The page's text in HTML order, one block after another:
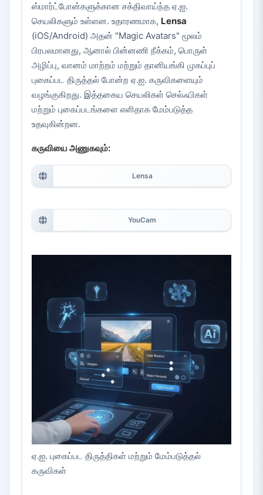
ஸ்மார்ட்போன்களுக்கான சக்திவாய்ந்த ஏ.ஐ.
செயலிகளும் உள்ளன. உதாரணமாக, Lensa
(iOS/Android) அதன் "Magic Avatars" மூலம்
பிரபலமானது, ஆனால் பின்னணி நீக்கம், பொருள்
அழிப்பு, வானம் மாற்றம் மற்றும் தானியங்கி முகப்புப்
புகைப்பட திருத்தல் போன்ற ஏ.ஐ. கருவிகளையும்
வழங்குகிறது. இத்தகைய செயலிகள் செல்ஃபிகள்
மற்றும் புகைப்படங்களை எளிதாக மேம்படுத்த
உதவுகின்றன.
கருவியை அணுகவும்:
Lensa
YouCam
ஏ.ஐ. புகைப்பட திருத்திகள் மற்றும் மேம்படுத்தல்
கருவிகள்